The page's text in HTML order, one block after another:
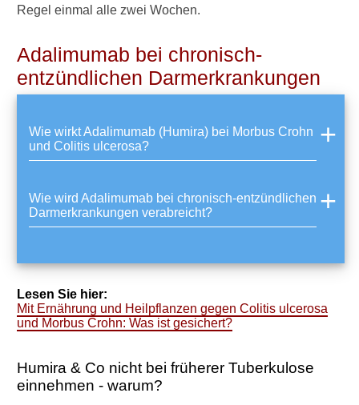
Regel einmal alle zwei Wochen.
Adalimumab bei chronisch-
entzündlichen Darmerkrankungen
Wie wirkt Adalimumab (Humira) bei Morbus Crohn
und Colitis ulcerosa?
Wie wird Adalimumab bei chronisch-entzündlichen
Darmerkrankungen verabreicht?
Lesen Sie hier:
Mit Ernährung und Heilpflanzen gegen Colitis ulcerosa
und Morbus Crohn: Was ist gesichert?
Humira & Co nicht bei früherer Tuberkulose
einnehmen - warum?
a
n
d
M
o
b
u
s
o
h
W
a
s
i
s
g
e